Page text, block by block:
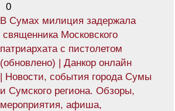
0
В Сумах милиция задержала
священника Московского
патриархата с пистолетом
(обновлено) | Данкор онлайн
| Новости, события города Сумы
и Сумского региона. Обзоры,
мероприятия, афиша,